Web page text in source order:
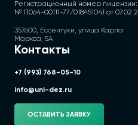
Регистрационный номер лицензии:
№ Л064-00111-77/01845104) от
357600, Ессентуки, улица Карла
Маркса, 5А
Контакты
+7 (993) 768-05-10
info@uni-dez.ru
ОСТАВИТЬ ЗАЯВКУ